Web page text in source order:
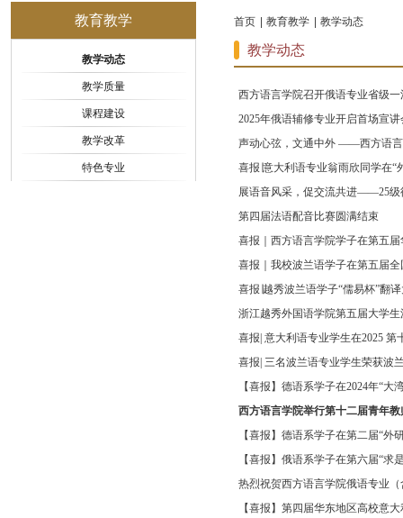
教育教学
教学动态
教学质量
课程建设
教学改革
特色专业
首页 教育教学 教学动态
教学动态
西方语言学院召开俄语专业省级
2025年俄语辅修专业开启首场宣讲
声动心弦，文通中外 ​——西方语
喜报∣意大利语专业翁雨欣同学在“
展语音风采，促交流共进——25级
第四届法语配音比赛圆满结束
喜报｜西方语言学院学子在第五
喜报｜我校波兰语学子在第五届
喜报∣越秀波兰语学子“儒易杯”翻
浙江越秀外国语学院第五届大学
喜报| 意大利语专业学生在2025
喜报| 三名波兰语专业学生荣获波
【喜报】德语系学子在2024年“
西方语言学院举行第十二届青年
【喜报】德语系学子在第二届“外
【喜报】俄语系学子在第六届“求
热烈祝贺西方语言学院俄语专业
【喜报】第四届华东地区高校意